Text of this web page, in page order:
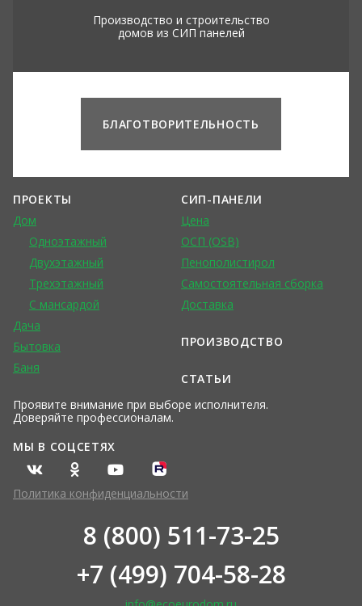
Производство и строительство
домов из СИП панелей
БЛАГОТВОРИТЕЛЬНОСТЬ
ПРОЕКТЫ
Дом
Одноэтажный
Двухэтажный
Трехэтажный
С мансардой
Дача
Бытовка
Баня
Проявите внимание при выборе исполнителя.
Доверяйте профессионалам.
СИП-ПАНЕЛИ
Цена
ОСП (OSB)
Пенополистирол
Самостоятельная сборка
Доставка
ПРОИЗВОДСТВО
СТАТЬИ
МЫ В СОЦСЕТЯХ
Политика конфиденциальности
8 (800) 511-73-25
+7 (499) 704-58-28